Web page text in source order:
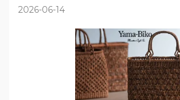
2026-06-14